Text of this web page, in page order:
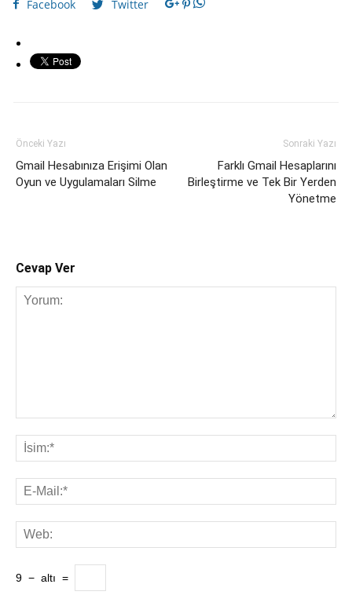
Facebook Twitter
Önceki Yazı
Gmail Hesabınıza Erişimi Olan
Oyun ve Uygulamaları Silme
Sonraki Yazı
Farklı Gmail Hesaplarını
Birleştirme ve Tek Bir Yerden
Yönetme
Cevap Ver
9 − altı =